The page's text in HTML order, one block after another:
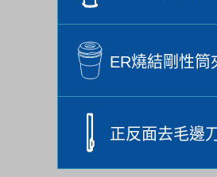
ER燒結剛性筒
正反面去毛邊